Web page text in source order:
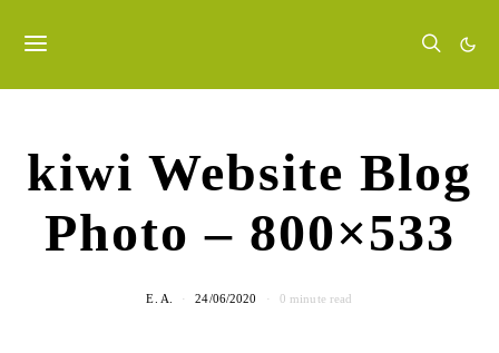
kiwi Website Blog
Photo – 800×533
E. A. 24/06/2020 0 minute read